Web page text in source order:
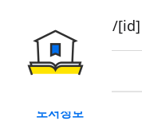
book/rent/[id]
대여
도서정보